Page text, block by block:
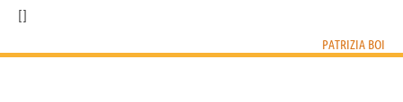
PATRIZIA BOI